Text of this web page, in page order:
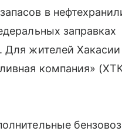
в
заправках
Для жителей
компания»